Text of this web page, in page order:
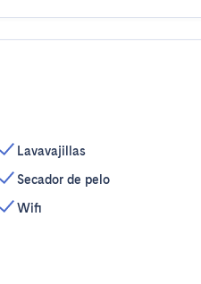
Lavavajillas
Secador de pelo
Wifi